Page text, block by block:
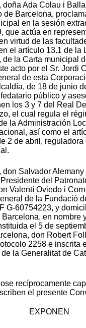
doña Ada Colau i
de Barcelona,
en la sesión
que actúa en
virtud de las
el artículo 13.1 de la
de la Carta municipal
acto por el Sr. Jordi
de esta
de 18 de junio
público y
los 3 y 7 del Real
el cual regula el
la Administración
así como el
2 de abril,
don Salvador Alemany
del
Valentí Oviedo i
de la Fundació
G-60754223, y
en nombre
el 5 de
don Robert
2258 e inscrita
la Generalitat de
recíprocamente
el presente
EXPONEN